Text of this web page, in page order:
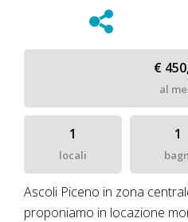
€
al
1
locali
1
Ascoli Piceno in zona
proponiamo in locazione